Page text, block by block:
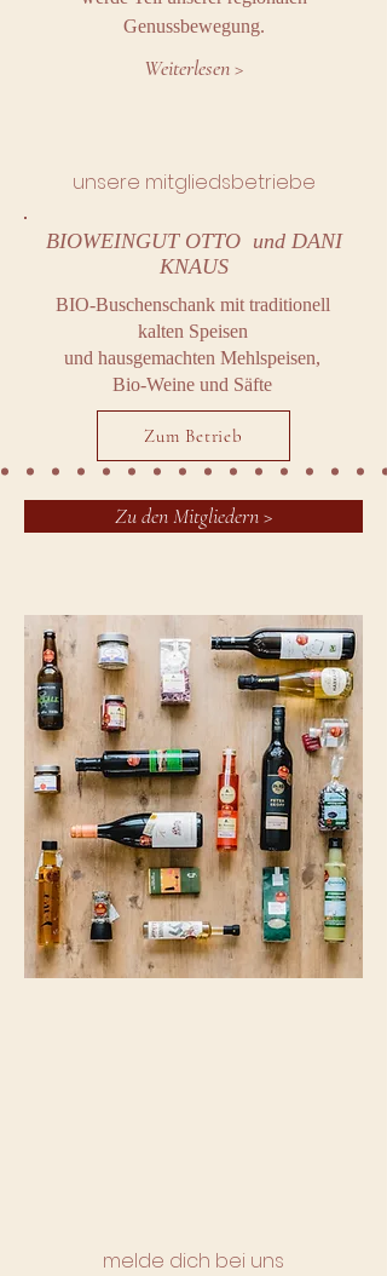
Genussbewegung.
Weiterlesen >
unsere mitgliedsbetriebe
BIOWEINGUT OTTO und DANI
KNAUS
BIO-Buschenschank mit traditionell
kalten Speisen
und hausgemachten Mehlspeisen,
Bio-Weine und Säfte
Zum Betrieb
Zu den Mitgliedern >
melde dich bei uns